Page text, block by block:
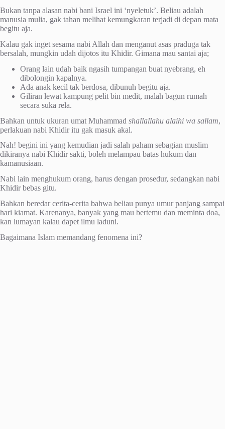
Bukan tanpa alasan nabi bani Israel ini ‘nyeletuk’. Beliau adalah
manusia mulia, gak tahan melihat kemungkaran terjadi di depan mata
begitu aja.
Kalau gak inget sesama nabi Allah dan menganut asas praduga tak
bersalah, mungkin udah dijotos itu Khidir. Gimana mau santai aja;
Orang lain udah baik ngasih tumpangan buat nyebrang, eh
dibolongin kapalnya.
Ada anak kecil tak berdosa, dibunuh begitu aja.
Giliran lewat kampung pelit bin medit, malah bagun rumah
secara suka rela.
Bahkan untuk ukuran umat Muhammad shallallahu alaihi wa sallam,
perlakuan nabi Khidir itu gak masuk akal.
Nah! begini ini yang kemudian jadi salah paham sebagian muslim
dikiranya nabi Khidir sakti, boleh melampau batas hukum dan
kamanusiaan.
Nabi lain menghukum orang, harus dengan prosedur, sedangkan nabi
Khidir bebas gitu.
Bahkan beredar cerita-cerita bahwa beliau punya umur panjang sampai
hari kiamat. Karenanya, banyak yang mau bertemu dan meminta doa,
kan lumayan kalau dapet ilmu laduni.
Bagaimana Islam memandang fenomena ini?